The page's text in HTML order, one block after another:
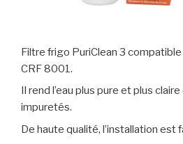
Filtre frigo PuriClean 3
CRF 8001.
Il rend l’eau plus pure et plus
impuretés.
De haute qualité, l’installation est